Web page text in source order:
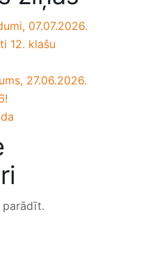
07.07.2026.
12. klašu
27.06.2026.
parādīt.